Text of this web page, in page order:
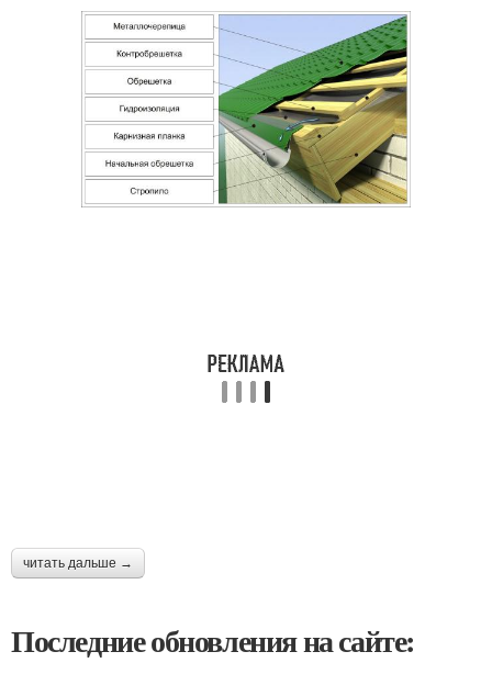
читать дальше →
Последние обновления на сайте: